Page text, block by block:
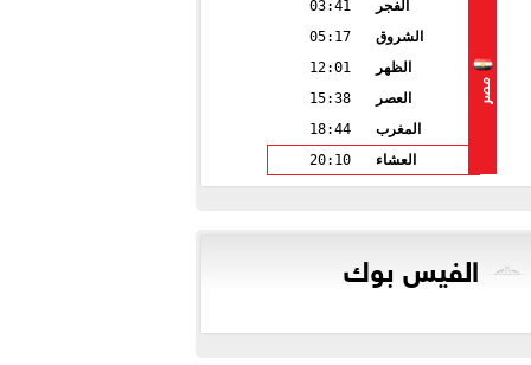
مصر
الفجر
03:41
الشروق
05:17
الظهر
12:01
العصر
15:38
المغرب
18:44
العشاء
20:10
الفيس بوك